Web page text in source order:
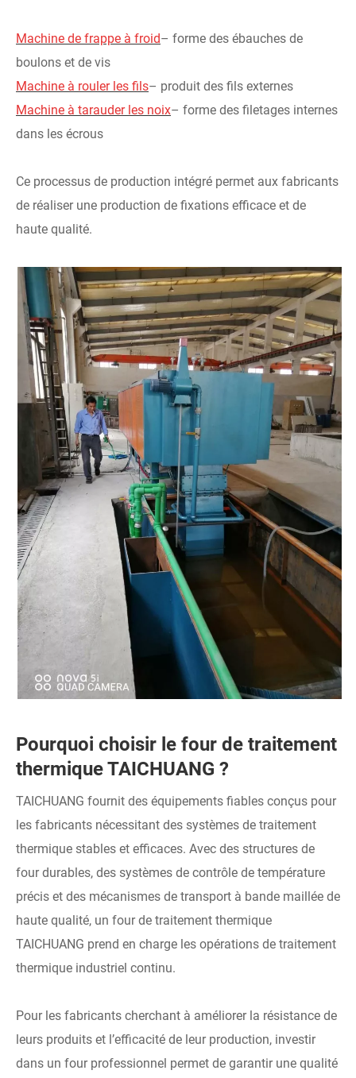
Machine de frappe à froid– forme des ébauches de
boulons et de vis
Machine à rouler les fils– produit des fils externes
Machine à tarauder les noix– forme des filetages internes
dans les écrous
Ce processus de production intégré permet aux fabricants
de réaliser une production de fixations efficace et de
haute qualité.
Pourquoi choisir le four de traitement
thermique TAICHUANG ?
TAICHUANG fournit des équipements fiables conçus pour
les fabricants nécessitant des systèmes de traitement
thermique stables et efficaces. Avec des structures de
four durables, des systèmes de contrôle de température
précis et des mécanismes de transport à bande maillée de
haute qualité, un four de traitement thermique
TAICHUANG prend en charge les opérations de traitement
thermique industriel continu.
Pour les fabricants cherchant à améliorer la résistance de
leurs produits et l’efficacité de leur production, investir
dans un four professionnel permet de garantir une qualité